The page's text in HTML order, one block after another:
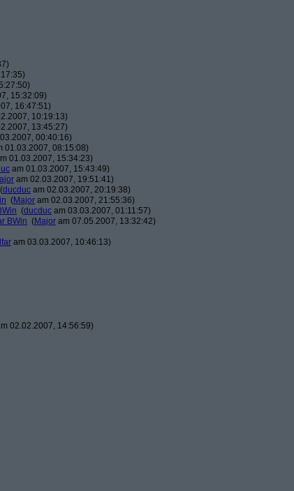
15:32:09)
16:47:51)
10:19:13)
13:45:27)
00:40:16)
01.03.2007, 08:15:08)
01.03.2007, 15:34:23)
am 01.03.2007, 15:43:49)
am 02.03.2007, 19:51:41)
(ducduc am 02.03.2007, 20:19:38)
(Major am 02.03.2007, 21:55:36)
(ducduc am 03.03.2007, 01:11:57)
BWin (Major am 07.05.2007, 13:32:42)
am 03.03.2007, 10:46:13)
02.02.2007, 14:56:59)